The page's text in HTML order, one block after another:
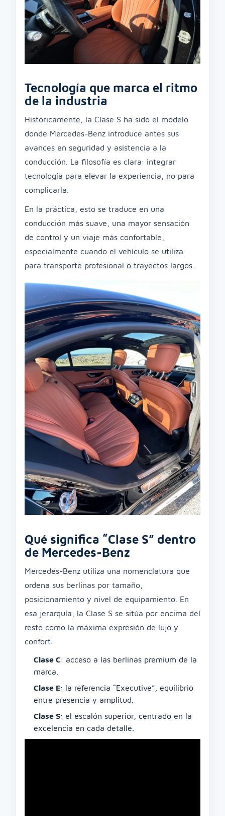
Tecnología que marca el ritmo
de la industria
Históricamente, la Clase S ha sido el modelo
donde Mercedes-Benz introduce antes sus
avances en seguridad y asistencia a la
conducción. La filosofía es clara: integrar
tecnología para elevar la experiencia, no para
complicarla.
En la práctica, esto se traduce en una
conducción más suave, una mayor sensación
de control y un viaje más confortable,
especialmente cuando el vehículo se utiliza
para transporte profesional o trayectos largos.
Qué significa “Clase S” dentro
de Mercedes-Benz
Mercedes-Benz utiliza una nomenclatura que
ordena sus berlinas por tamaño,
posicionamiento y nivel de equipamiento. En
esa jerarquía, la Clase S se sitúa por encima del
resto como la máxima expresión de lujo y
confort:
Clase C: acceso a las berlinas premium de la
marca.
Clase E: la referencia “Executive”, equilibrio
entre presencia y amplitud.
Clase S: el escalón superior, centrado en la
excelencia en cada detalle.